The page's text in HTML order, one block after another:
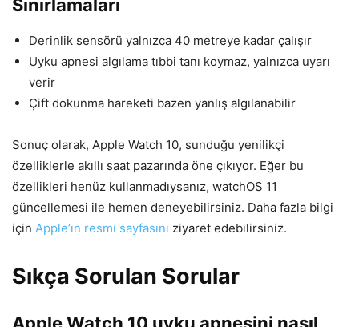
Sınırlamaları
Derinlik sensörü yalnızca 40 metreye kadar çalışır
Uyku apnesi algılama tıbbi tanı koymaz, yalnızca uyarı
verir
Çift dokunma hareketi bazen yanlış algılanabilir
Sonuç olarak, Apple Watch 10, sunduğu yenilikçi
özelliklerle akıllı saat pazarında öne çıkıyor. Eğer bu
özellikleri henüz kullanmadıysanız, watchOS 11
güncellemesi ile hemen deneyebilirsiniz. Daha fazla bilgi
için Apple’ın resmi sayfasını ziyaret edebilirsiniz.
Sıkça Sorulan Sorular
Apple Watch 10 uyku apnesini nasıl